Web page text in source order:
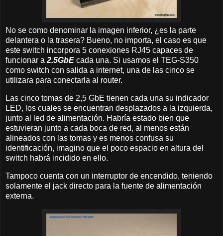
No se como denominar la imagen inferior, ¿es la parte
delantera o la trasera? Bueno, no importa, el caso es que
este switch incorpora 5 conexiones RJ45 capaces de
funcionar a 2.5GbE cada una. Si usamos el TEG-S350
como switch con salida a internet, una de las cinco se
utilizara para conectarla al router.
Las cinco tomas de 2,5 GbE tienen cada una su indicador
LED, los cuales se encuentran desplazados a la izquierda,
junto al led de alimentación. Habría estado bien que
estuvieran junto a cada boca de red, al menos están
alineados con las tomas y es menos confusa su
identificación, imagino que el poco espacio en altura del
switch habrá incidido en ello.
Tampoco cuenta con un interruptor de encendido, teniendo
solamente el jack directo para la fuente de alimentación
externa.